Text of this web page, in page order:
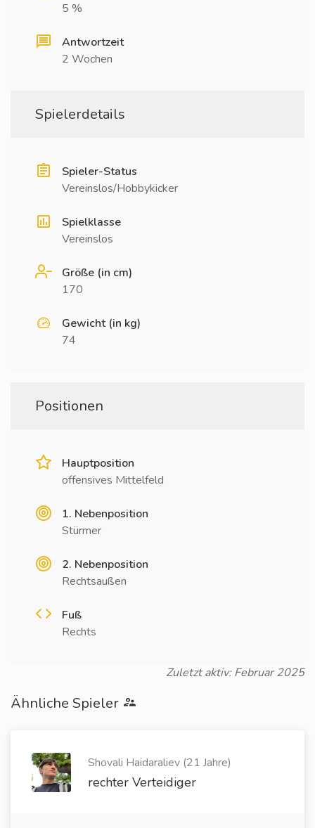
5 %
Antwortzeit
2 Wochen
Spielerdetails
Spieler-Status
Vereinslos/Hobbykicker
Spielklasse
Vereinslos
Größe (in cm)
170
Gewicht (in kg)
74
Positionen
Hauptposition
offensives Mittelfeld
1. Nebenposition
Stürmer
2. Nebenposition
Rechtsaußen
Fuß
Rechts
Zuletzt aktiv: Februar 2025
Ähnliche Spieler
Shovali Haidaraliev (21 Jahre)
rechter Verteidiger